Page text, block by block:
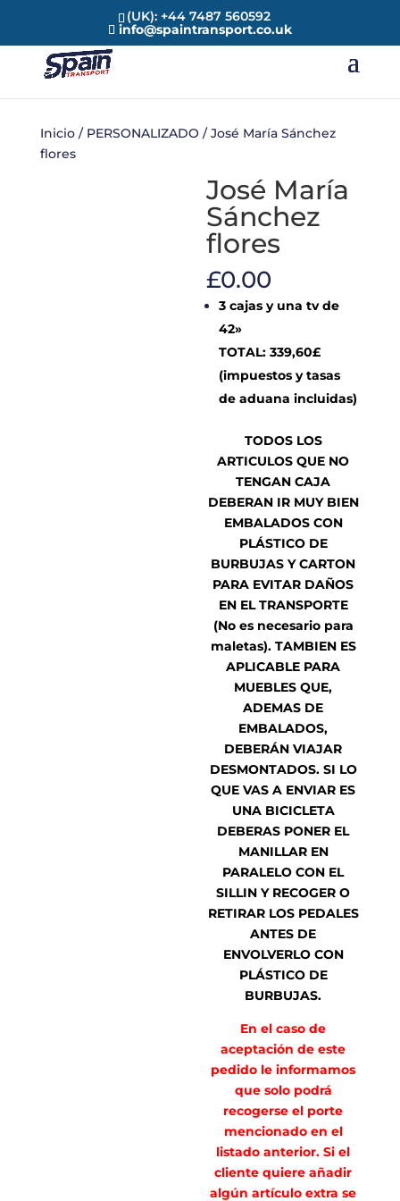
(UK): +44 7487 560592
info@spaintransport.co.uk
Inicio/ PERSONALIZADO / José María Sánchez
flores
José María
Sánchez
flores
£0.00
3 cajas y una tv de
42»
TOTAL: 339,60£
(impuestos y tasas
de aduana incluidas)
TODOS LOS
ARTICULOS QUE NO
TENGAN CAJA
DEBERAN IR MUY BIEN
EMBALADOS CON
PLÁSTICO DE
BURBUJAS Y CARTON
PARA EVITAR DAÑOS
EN EL TRANSPORTE
(No es necesario para
maletas). TAMBIEN ES
APLICABLE PARA
MUEBLES QUE,
ADEMAS DE
EMBALADOS,
DEBERÁN VIAJAR
DESMONTADOS. SI LO
QUE VAS A ENVIAR ES
UNA BICICLETA
DEBERAS PONER EL
MANILLAR EN
PARALELO CON EL
SILLIN Y RECOGER O
RETIRAR LOS PEDALES
ANTES DE
ENVOLVERLO CON
PLÁSTICO DE
BURBUJAS.
En el caso de
aceptación de este
pedido le informamos
que solo podrá
recogerse el porte
mencionado en el
listado anterior. Si el
cliente quiere añadir
algún artículo extra se